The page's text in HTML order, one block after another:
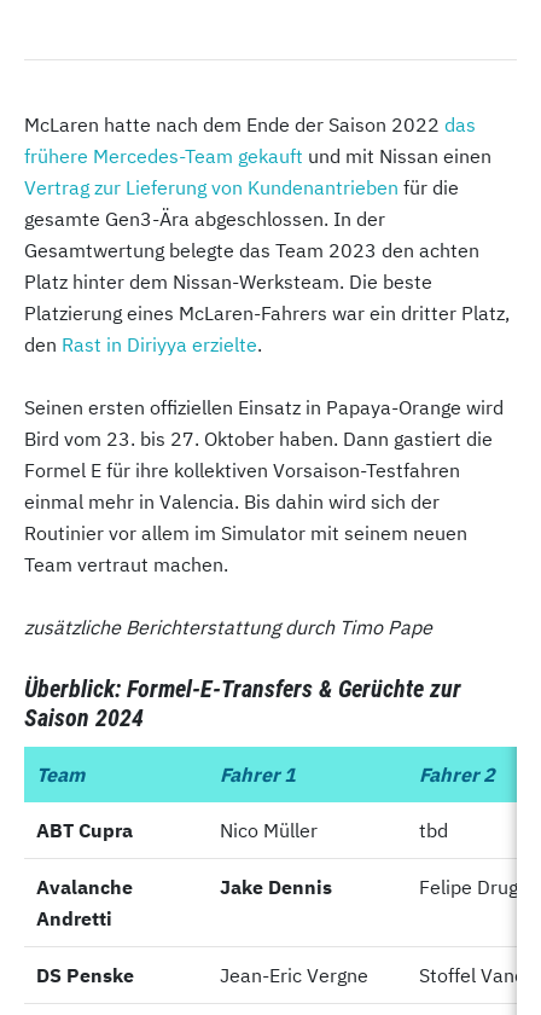
McLaren hatte nach dem Ende der Saison 2022 das
frühere Mercedes-Team gekauft und mit Nissan einen
Vertrag zur Lieferung von Kundenantrieben für die
gesamte Gen3-Ära abgeschlossen. In der
Gesamtwertung belegte das Team 2023 den achten
Platz hinter dem Nissan-Werksteam. Die beste
Platzierung eines McLaren-Fahrers war ein dritter Platz,
den Rast in Diriyya erzielte.
Seinen ersten offiziellen Einsatz in Papaya-Orange wird
Bird vom 23. bis 27. Oktober haben. Dann gastiert die
Formel E für ihre kollektiven Vorsaison-Testfahren
einmal mehr in Valencia. Bis dahin wird sich der
Routinier vor allem im Simulator mit seinem neuen
Team vertraut machen.
zusätzliche Berichterstattung durch Timo Pape
Überblick: Formel-E-Transfers & Gerüchte zur
Saison 2024
Team Fahrer 1 Fahrer 2
ABT Cupra Nico Müller tbd
Avalanche
Andretti
Jake Dennis Felipe
DS Penske Jean-Eric Vergne Stoffel
Team
ABT Cupra
Avalanche
Andretti
DS Penske